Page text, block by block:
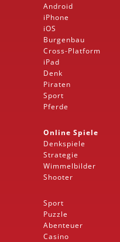
Android
iPhone
iOS
Burgenbau
Cross-Platform
iPad
Denk
Piraten
Sport
Pferde
Online Spiele
Denkspiele
Strategie
Wimmelbilder
Shooter
Sport
Puzzle
Abenteuer
Casino